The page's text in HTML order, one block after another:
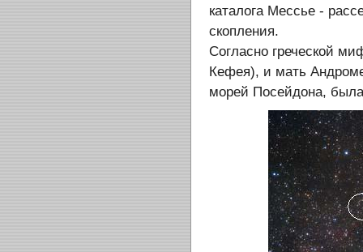
каталога Мессье -
скопления.
Согласно греческой
Кефея), и мать
морей Посейдона,